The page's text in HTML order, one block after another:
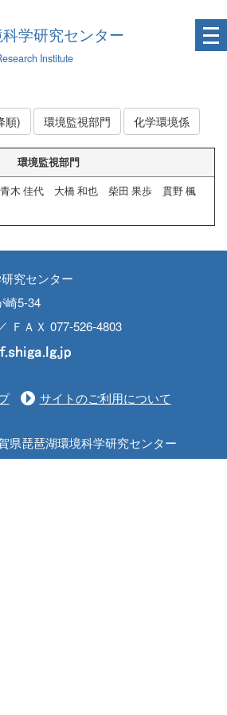
学研究センター
Institute
順) 環境監視部門 化学環境係
環境監視部門
木 佳代 大橋 和也 柴田 果歩 貫野 楓
究センター
崎5-34
ＦＡＸ 077-526-4803
サイトのご利用について
県琵琶湖環境科学研究センター